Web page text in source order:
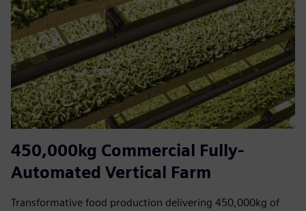
450,000kg Commercial Fully-
Automated Vertical Farm
Transformative food production delivering 450,000kg of